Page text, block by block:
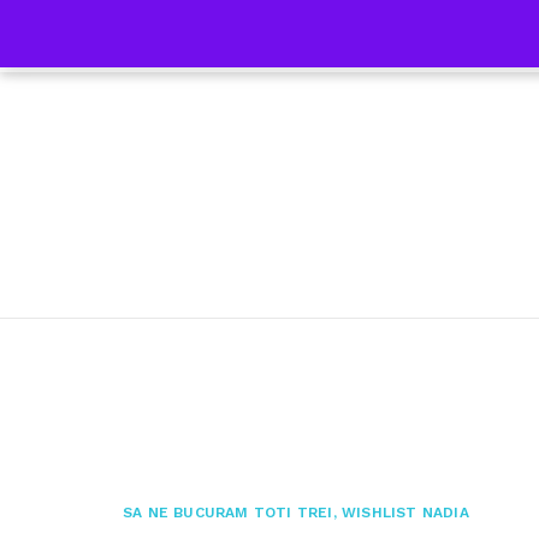
content
SA NE BUCURAM TOTI TREI ,WISHLIST NADIA